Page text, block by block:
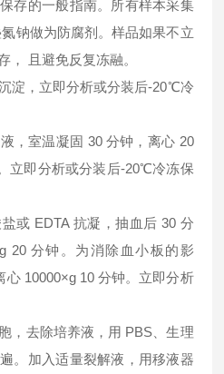
存的一般指南。所有样本采集
钠做为防腐剂。样品如果不立
， 且避免反复冻融。
淀，立即分析或分装后-20℃冷
，室温凝固 30 分钟，离心 20
立即分析或分装后-20℃冷冻保
或 EDTA 抗凝，抽血后 30 分
20 分钟。为消除血小板的影
10000×g 10 分钟。立即分析
，去除培养液，用 PBS、生理
。加入适量裂解液，用移液器